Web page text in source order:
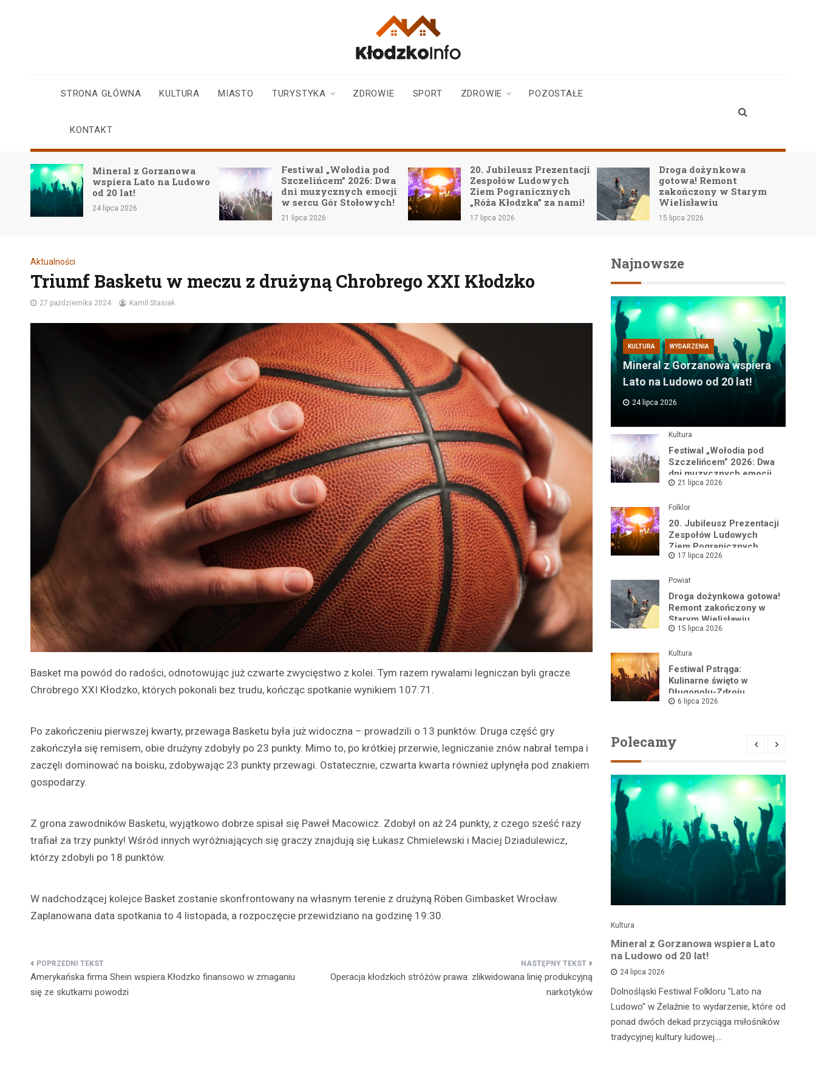
STRONA GŁÓWNA KULTURA MIASTO TURYSTYKA ZDROWIE SPORT ZDROWIE POZOSTAŁE
KONTAKT
Mineral z Gorzanowa
wspiera Lato na Ludowo
od 20 lat!
24 lipca 2026
Festiwal „Wołodia pod
Szczelińcem” 2026: Dwa
dni muzycznych emocji
w sercu Gór Stołowych!
21 lipca 2026
20. Jubileusz Prezentacji
Zespołów Ludowych
Ziem Pogranicznych
„Róża Kłodzka” za nami!
17 lipca 2026
Droga dożynkowa
gotowa! Remont
zakończony w Starym
Wielisławiu
15 lipca 2026
Aktualności
Triumf Basketu w meczu z drużyną Chrobrego XXI Kłodzko
27 października 2024 Kamil Stasiak
Basket ma powód do radości, odnotowując już czwarte zwycięstwo z kolei. Tym razem rywalami legniczan byli gracze
Chrobrego XXI Kłodzko, których pokonali bez trudu, kończąc spotkanie wynikiem 107:71.
Po zakończeniu pierwszej kwarty, przewaga Basketu była już widoczna – prowadzili o 13 punktów. Druga część gry
zakończyła się remisem, obie drużyny zdobyły po 23 punkty. Mimo to, po krótkiej przerwie, legniczanie znów nabrał tempa i
zaczęli dominować na boisku, zdobywając 23 punkty przewagi. Ostatecznie, czwarta kwarta również upłynęła pod znakiem
gospodarzy.
Z grona zawodników Basketu, wyjątkowo dobrze spisał się Paweł Macowicz. Zdobył on aż 24 punkty, z czego sześć razy
trafiał za trzy punkty! Wśród innych wyróżniających się graczy znajdują się Łukasz Chmielewski i Maciej Dziadulewicz,
którzy zdobyli po 18 punktów.
W nadchodzącej kolejce Basket zostanie skonfrontowany na własnym terenie z drużyną Röben Gimbasket Wrocław.
Zaplanowana data spotkania to 4 listopada, a rozpoczęcie przewidziano na godzinę 19:30.
Nawigacja
wpisu
Amerykańska firma Shein wspiera Kłodzko finansowo w zmaganiu
się ze skutkami powodzi
Operacja kłodzkich stróżów prawa: zlikwidowana linię produkcyjną
narkotyków
Najnowsze
KULTURA WYDARZENIA
Mineral z Gorzanowa wspiera
Lato na Ludowo od 20 lat!
24 lipca 2026
Kultura
Festiwal „Wołodia pod
Szczelińcem” 2026: Dwa
dni muzycznych emocji
w sercu Gór Stołowych!
21 lipca 2026
Folklor
20. Jubileusz Prezentacji
Zespołów Ludowych
Ziem Pogranicznych
„Róża Kłodzka” za nami!
17 lipca 2026
Powiat
Droga dożynkowa gotowa!
Remont zakończony w
Starym Wielisławiu
15 lipca 2026
Kultura
Festiwal Pstrąga:
Kulinarne święto w
Długopolu-Zdroju
przyciągnęło tłumy
6 lipca 2026
Polecamy
6 lipca 2026
Kultura
Mineral z Gorzanowa wspiera Lato
na Ludowo od 20 lat!
24 lipca 2026
Dolnośląski Festiwal Folkloru "Lato na
Ludowo" w Żelaźnie to wydarzenie, które od
ponad dwóch dekad przyciąga miłośników
tradycyjnej kultury ludowej.…